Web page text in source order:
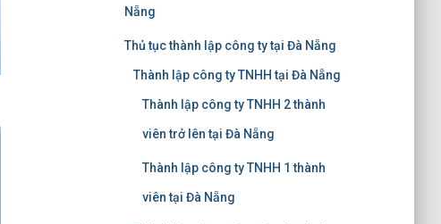
Nẵng
Thủ tục thành lập công ty tại Đà Nẵng
Thành lập công ty TNHH tại Đà Nẵng
Thành lập công ty TNHH 2 thành
viên trở lên tại Đà Nẵng
Thành lập công ty TNHH 1 thành
viên tại Đà Nẵng